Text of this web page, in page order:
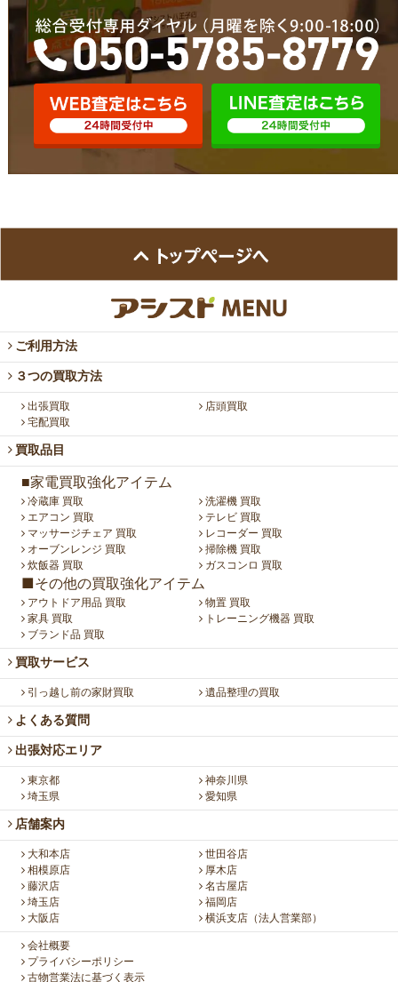
ご利用方法
３つの買取方法
出張買取
店頭買取
宅配買取
買取品目
■家電買取強化アイテム
冷蔵庫 買取
洗濯機 買取
エアコン 買取
テレビ 買取
マッサージチェア 買取
レコーダー 買取
オーブンレンジ 買取
掃除機 買取
炊飯器 買取
ガスコンロ 買取
■その他の買取強化アイテム
アウトドア用品 買取
物置 買取
家具 買取
トレーニング機器 買取
ブランド品 買取
買取サービス
引っ越し前の家財買取 遺品整理の買取
よくある質問
出張対応エリア
東京都
神奈川県
埼玉県
愛知県
店舗案内
大和本店
世田谷店
相模原店
厚木店
藤沢店
名古屋店
埼玉店
福岡店
大阪店
横浜支店（法人営業部）
会社概要
プライバシーポリシー
古物営業法に基づく表示